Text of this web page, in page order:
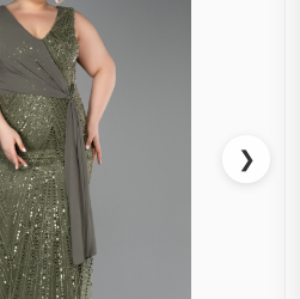
❯